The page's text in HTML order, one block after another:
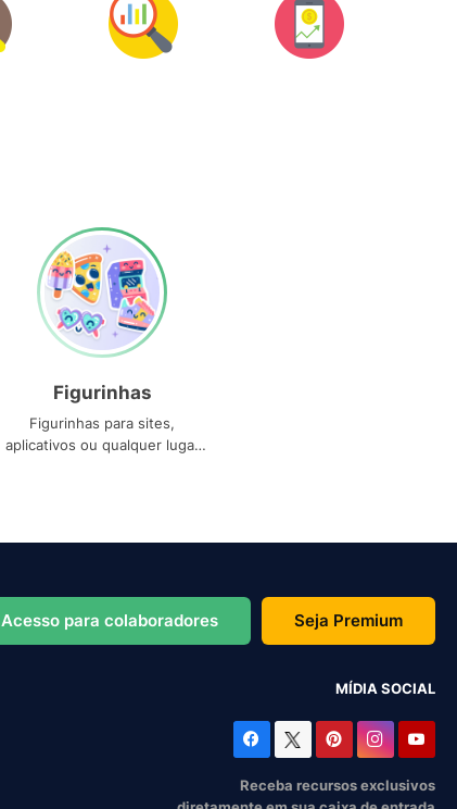
Figurinhas
Figurinhas para sites,
aplicativos ou qualquer lugar
Acesso para colaboradores Seja Premium
MÍDIA SOCIAL
Receba recursos exclusivos